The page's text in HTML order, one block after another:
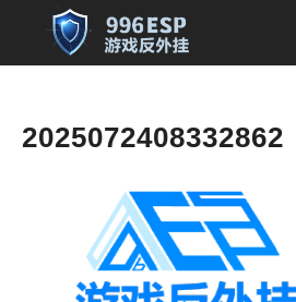
2025072408332862